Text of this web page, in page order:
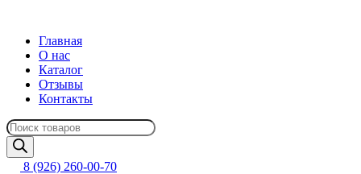
Главная
О нас
Каталог
Отзывы
Контакты
Поиск
товаров
8 (926) 260-00-70